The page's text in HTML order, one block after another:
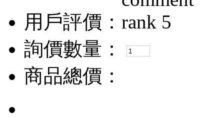
用戶評價：
詢價數量：
商品總價：